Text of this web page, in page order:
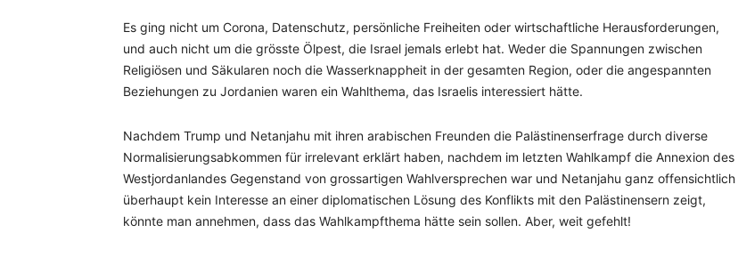
Es ging nicht um Corona, Datenschutz, persönliche Freiheiten oder wirtschaftliche Herausforderungen,
und auch nicht um die grösste Ölpest, die Israel jemals erlebt hat. Weder die Spannungen zwischen
Religiösen und Säkularen noch die Wasserknappheit in der gesamten Region, oder die angespannten
Beziehungen zu Jordanien waren ein Wahlthema, das Israelis interessiert hätte.
Nachdem Trump und Netanjahu mit ihren arabischen Freunden die Palästinenserfrage durch diverse
Normalisierungsabkommen für irrelevant erklärt haben, nachdem im letzten Wahlkampf die Annexion des
Westjordanlandes Gegenstand von grossartigen Wahlversprechen war und Netanjahu ganz offensichtlich
überhaupt kein Interesse an einer diplomatischen Lösung des Konflikts mit den Palästinensern zeigt,
könnte man annehmen, dass das Wahlkampfthema hätte sein sollen. Aber, weit gefehlt!